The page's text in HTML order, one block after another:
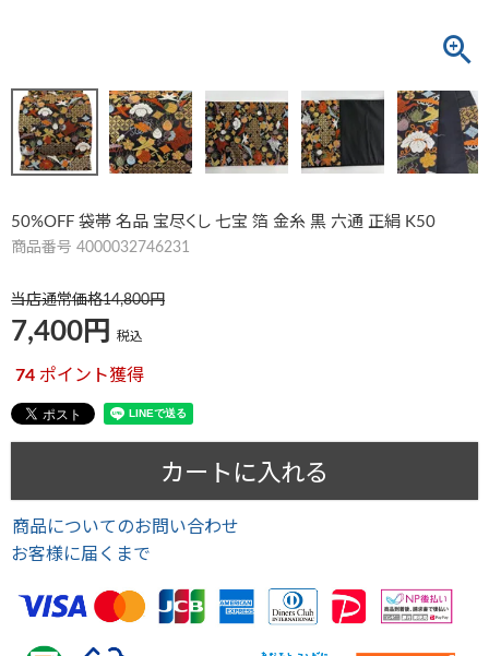
50%OFF 袋帯 名品 宝尽くし 七宝 箔 金糸 黒 六通 正絹 K50
商品番号 4000032746231
当店通常価格14,800
7,400 税込
74 ポイント獲得
カートに入れる
商品についてのお問い合わせ
お客様に届くまで